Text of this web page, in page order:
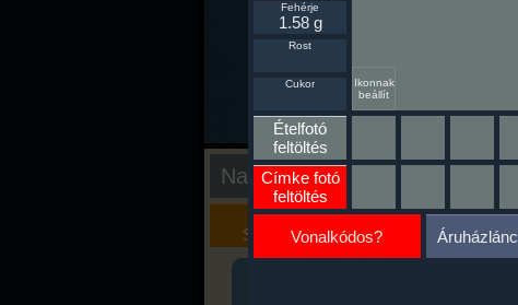
Nap kiértékelése
Kalória
Szimulátor
Szöveges
Értékelés
Ikonnak
beállít
Fehérje
1.58 g
Rost
Cukor
Ételfotó
feltöltés
Címke fotó
feltöltés
Vonalkódos? Áruházlánc